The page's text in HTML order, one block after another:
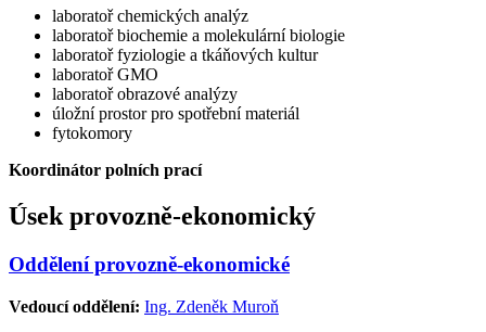
laboratoř chemických analýz
laboratoř biochemie a molekulární biologie
laboratoř fyziologie a tkáňových kultur
laboratoř GMO
laboratoř obrazové analýzy
úložní prostor pro spotřební materiál
fytokomory
Koordinátor polních prací
Úsek provozně-ekonomický
Oddělení provozně-ekonomické
Vedoucí oddělení: Ing. Zdeněk Muroň